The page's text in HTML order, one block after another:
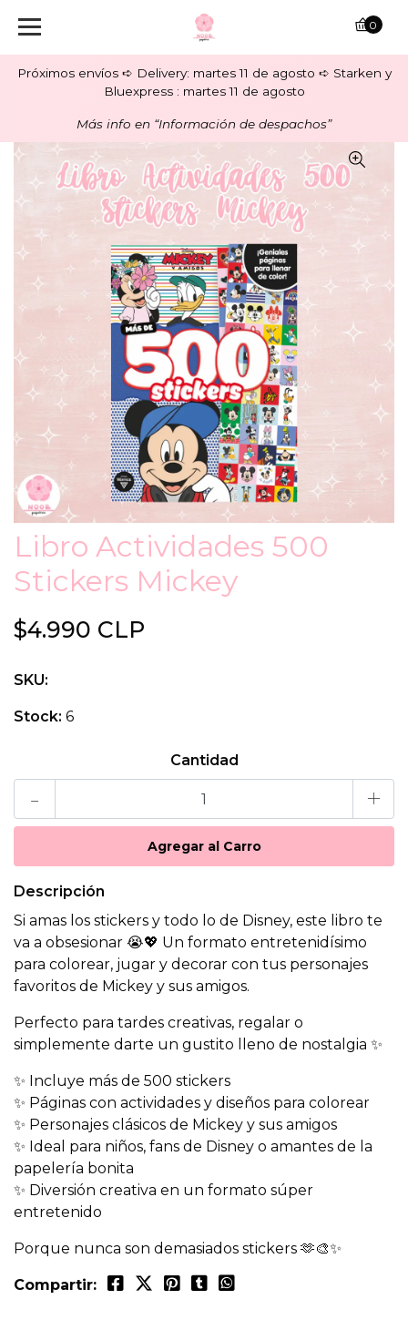
Próximos envíos ➪ Delivery: martes 11 de agosto ➪ Starken y
Bluexpress : martes 11 de agosto
Más info en “Información de despachos”
0
Libro Actividades 500
Stickers Mickey
$4.990 CLP
SKU:
Stock: 6
Cantidad
- +
Descripción
Si amas los stickers y todo lo de Disney, este libro te
va a obsesionar 😭💖 Un formato entretenidísimo
para colorear, jugar y decorar con tus personajes
favoritos de Mickey y sus amigos.
Perfecto para tardes creativas, regalar o
simplemente darte un gustito lleno de nostalgia ✨
✨ Incluye más de 500 stickers
✨ Páginas con actividades y diseños para colorear
✨ Personajes clásicos de Mickey y sus amigos
✨ Ideal para niños, fans de Disney o amantes de la
papelería bonita
✨ Diversión creativa en un formato súper
entretenido
Porque nunca son demasiados stickers 🫶🎨✨
Compartir: